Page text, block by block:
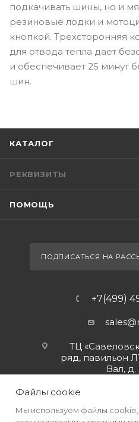
подкачивать шины, но и
резиновые лодки и
кнопкой. Трехсторонняя
для отвода тепла дает
и обеспечивает 25 минут
шин.
КАТАЛОГ
РЕКВИЗИТЫ
ПОМОЩЬ
ПОДПИСАТЬСЯ НА
+7(499)
ТЦ
ряд, павильон
Вал, д.
Файлы cookie
Мы используем файлы